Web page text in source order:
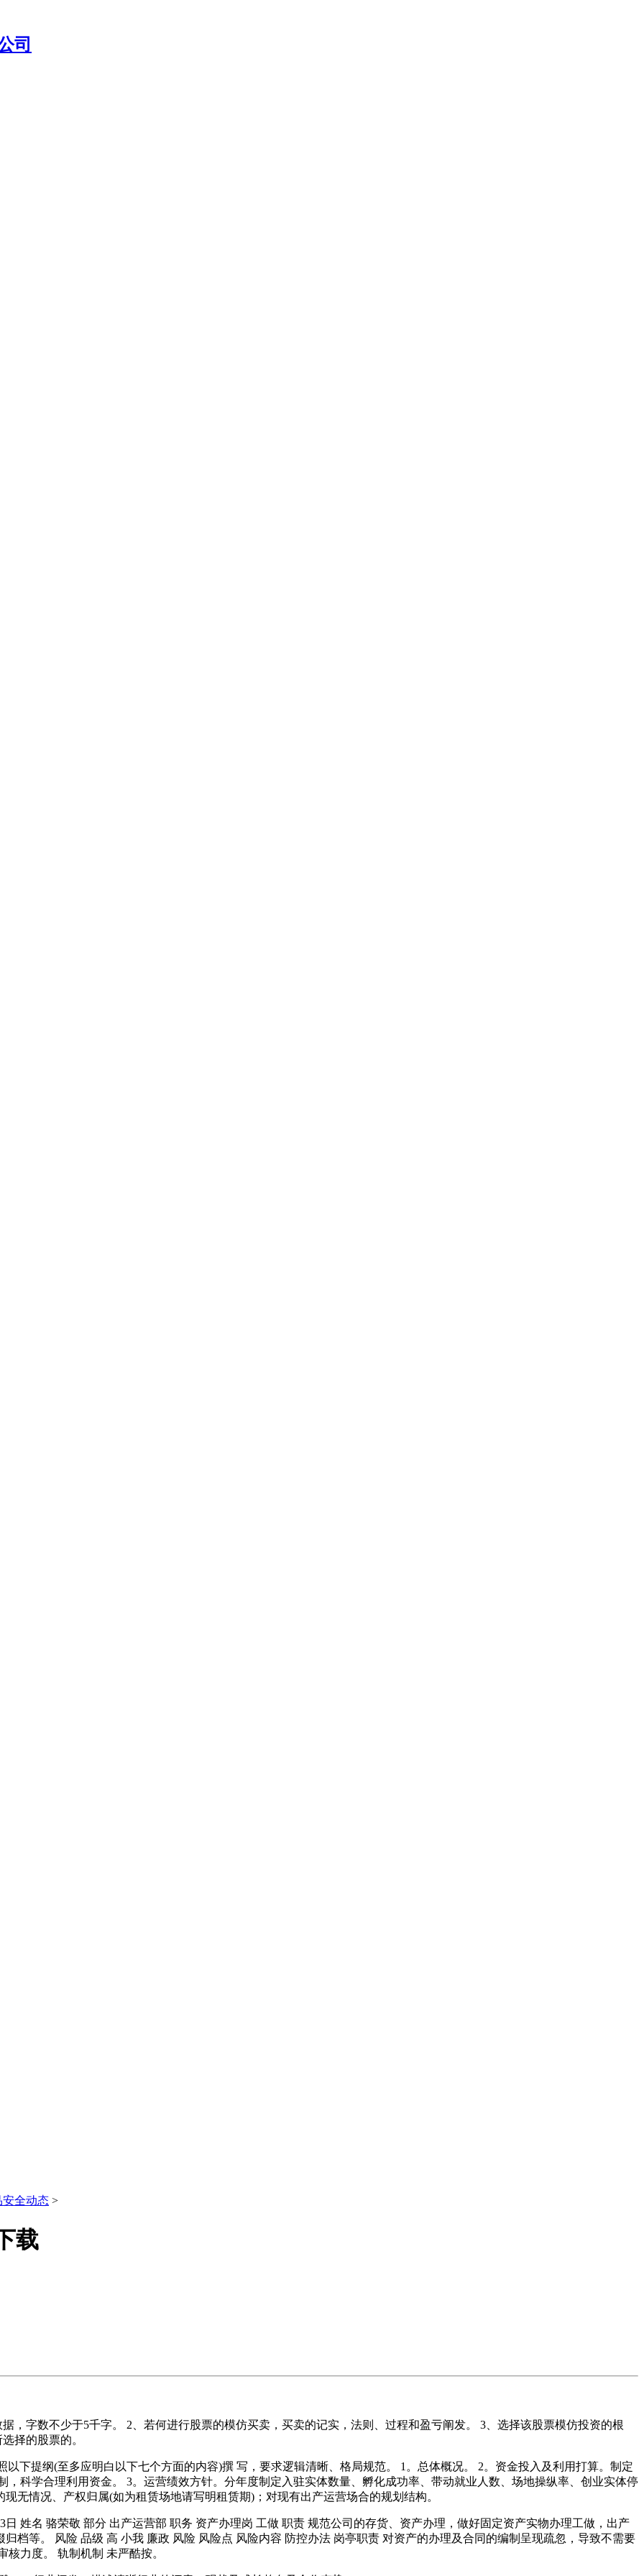
安全动态 >
载
字数不少于5千字。 2、若何进行股票的模仿买卖，买卖的记实，法则、过程和盈亏阐发。 3、选择该股票模仿投资的根
择的股票的。
提纲(至多应明白以下七个方面的内容)撰 写，要求逻辑清晰、格局规范。 1。总体概况。 2。资金投入及利用打算。制定
科学合理利用资金。 3。运营绩效方针。分年度制定入驻实体数量、孵化成功率、带动就业人数、场地操纵率、创业实体停
无情况、产权归属(如为租赁场地请写明租赁期)；对现有出产运营场合的规划结构。
名 骆荣敬 部分 出产运营部 职务 资产办理岗 工做 职责 规范公司的存货、资产办理，做好固定资产实物办理工做，出产
档等。 风险 品级 高 小我 廉政 风险 风险点 风险内容 防控办法 岗亭职责 对资产的办理及合同的编制呈现疏忽，导致不需要
力度。 轨制机制 未严酷按。